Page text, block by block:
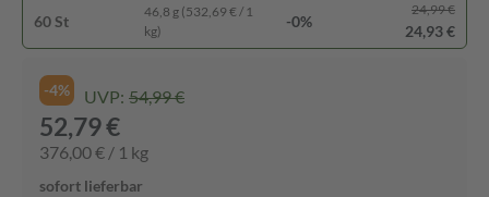
60 St
46,8 g (532,69 € / 1
kg)
-0%
24,99 €
24,93 €
-4% UVP: 54,99 €
52,79 €
376,00 € / 1 kg
sofort lieferbar